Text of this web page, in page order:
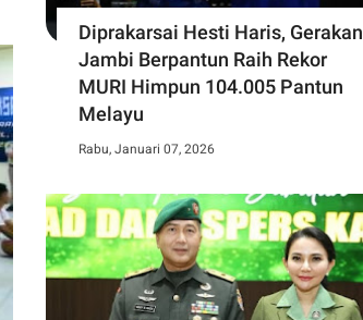
Diprakarsai Hesti Haris, Gerakan
Jambi Berpantun Raih Rekor
MURI Himpun 104.005 Pantun
Melayu
Rabu, Januari 07, 2026